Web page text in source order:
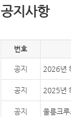
공지사항
번호
공지 2026년
공지 2025년
공지 울릉크